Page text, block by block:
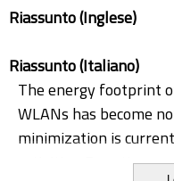
Riassunto (Inglese)
Riassunto (Italiano)
The energy footprint
WLANs has become
minimization is
activities. By acting